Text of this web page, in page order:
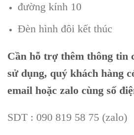
đường kính 10
Đèn hình đôi kết thúc
Cần hỗ trợ thêm thông tin
sử dụng, quý khách hàng
email hoặc zalo cùng số
SDT : 090 819 58 75 (zalo)